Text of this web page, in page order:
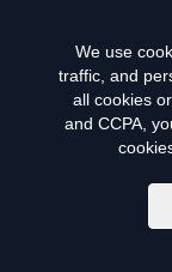
We use
traffic, and
all cookies
and CCPA,